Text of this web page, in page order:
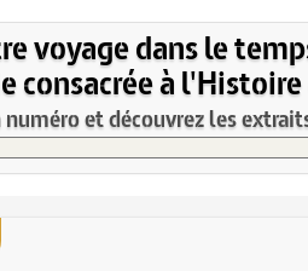
voyage dans le
consacrée à l'Histoire
numéro et découvrez les